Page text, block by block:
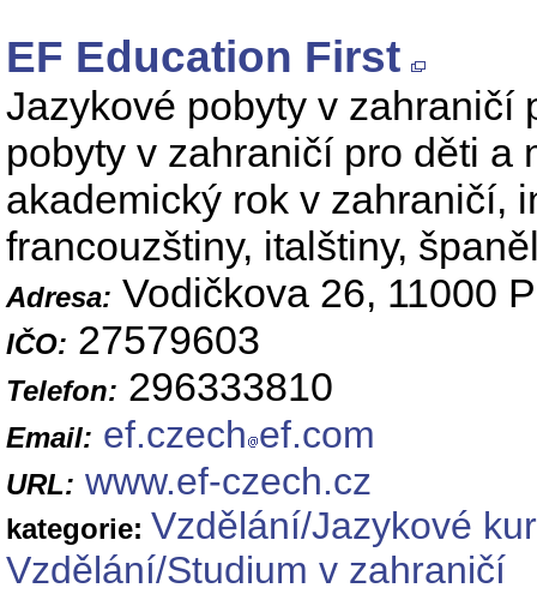
EF Education First
Jazykové pobyty v zahraničí
pobyty v zahraničí pro děti a
akademický rok v zahraničí,
francouzštiny, italštiny,
Adresa: Vodičkova 26, 11000
IČO: 27579603
Telefon: 296333810
Email: ef.czech ef.com
URL: www.ef-czech.cz
kategorie: Vzdělání/Jazykové
Vzdělání/Studium v zahraničí